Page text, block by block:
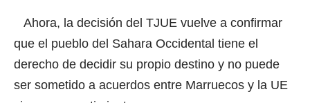
Ahora, la decisión del TJUE vuelve a confirmar
que el pueblo del Sahara Occidental tiene el
derecho de decidir su propio destino y no puede
ser sometido a acuerdos entre Marruecos y la UE